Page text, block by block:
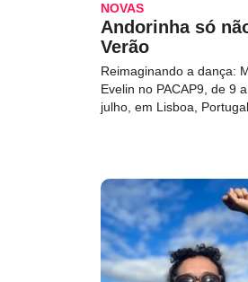
NOVAS
Andorinha só
Verão
Reimaginando a dança:
Evelin no PACAP9, de 9
julho, em Lisboa, Portugal